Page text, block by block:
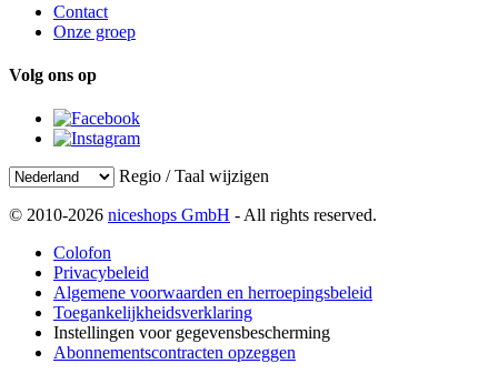
Contact
Onze groep
Volg ons op
Regio / Taal wijzigen
© 2010-2026 niceshops GmbH - All rights reserved.
Colofon
Privacybeleid
Algemene voorwaarden en herroepingsbeleid
Toegankelijkheidsverklaring
Instellingen voor gegevensbescherming
Abonnementscontracten opzeggen